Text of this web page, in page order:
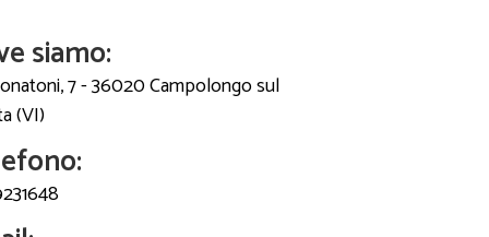
siamo:
7 - 36020 Campolongo sul
(VI)